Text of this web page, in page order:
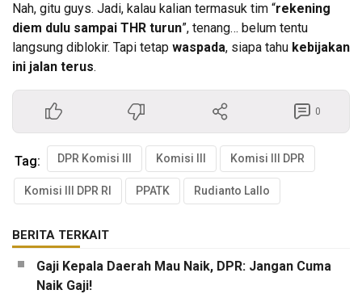
Nah, gitu guys. Jadi, kalau kalian termasuk tim “rekening
diem dulu sampai THR turun”, tenang… belum tentu
langsung diblokir. Tapi tetap waspada, siapa tahu kebijakan
ini jalan terus.
0
Tag: DPR Komisi III Komisi III Komisi III DPR
Komisi III DPR RI PPATK Rudianto Lallo
BERITA TERKAIT
Gaji Kepala Daerah Mau Naik, DPR: Jangan Cuma
Naik Gaji!